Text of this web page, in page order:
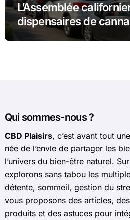
L’Assemblée
dispensaires de
drive-in » pour un
Qui sommes-nous ?
CBD Plaisirs, c’est avant tout
née de l’envie de partager les
l’univers du bien-être naturel.
explorons sans tabou les
détente, sommeil, gestion du
vous proposons des articles,
produits et des astuces pour